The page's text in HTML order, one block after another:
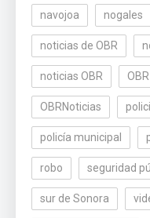
navojoa nogales
noticias de OBR
noticias OBR OBR
OBRNoticias
policía municipal
robo seguridad
sur de Sonora